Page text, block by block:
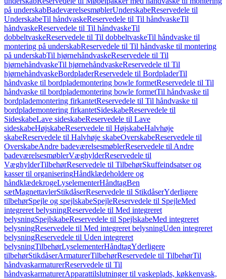
på underskabBadeværelsesmøblerUnderskabeReservedele til
UnderskabeTil håndvaskeReservedele til Til håndvaskeTil
håndvaskeReservedele til Til håndvaskeTil
dobbeltvaskeReservedele til Til dobbeltvaskeTil håndvaske til
montering på underskabReservedele til Til håndvaske til montering
på underskabTil hjørnehåndvaskeReservedele til Til
hjørnehåndvaskeTil hjørnehåndvaskeReservedele til Til
hjørnehåndvaskeBordpladerReservedele til BordpladerTil
håndvaske til bordplademontering bowle formetReservedele til Til
håndvaske til bordplademontering bowle formetTil håndvaske til
bordplademontering firkantetReservedele til Til håndvaske til
bordplademontering firkantetSideskabeReservedele til
SideskabeLave sideskabeReservedele til Lave
sideskabeHøjskabeReservedele til HøjskabeHalvhøje
skabeReservedele til Halvhøje skabeOverskabeReservedele til
OverskabeAndre badeværelsesmøblerReservedele til Andre
badeværelsesmøblerVæghylderReservedele til
VæghylderTilbehørReservedele til TilbehørSkuffeindsatser og
kasser til organiseringHåndklædeholdere og
håndklædekrogeLyselementerHåndtagBen
sætMagnettavlerStikdåserReservedele til StikdåserYderligere
tilbehørSpejle og spejlskabeSpejleReservedele til SpejleMed
integreret belysningReservedele til Med integreret
belysningSpejlskabeReservedele til SpejlskabeMed integreret
belysningReservedele til Med integreret belysningUden integreret
belysningReservedele til Uden integreret
belysningTilbehørLyselementerHåndtagYderligere
tilbehørStikdåserArmaturerTilbehørReservedele til TilbehørTil
håndvaskarmaturerReservedele til Til
håndvaskarmaturerApparattilslutninger til vaskeplads, køkkenvask,